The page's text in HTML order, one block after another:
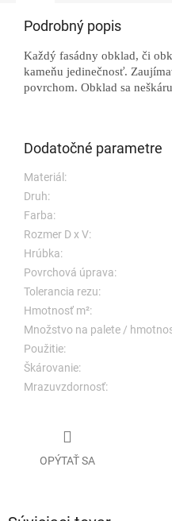
Podrobný popis
Každý fasádny obklad, či
kameňu jedinečnosť.
povrchom. Obklad sa
Dodatočné parametre
Materiál:
Druh:
Farba:
Rozmer D x V:
Hrúbka:
Povrchová úprava:
Tolerancia rezu:
Hmotnosť m²:
Množstvo na palete /
Použitie:
Škárovanie:
Mrazuvzdornosť:
OPÝTAŤ SA